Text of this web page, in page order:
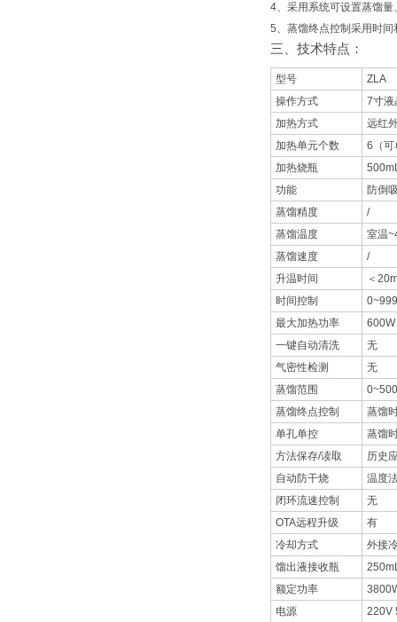
4、采用系统可设置蒸馏
5、蒸馏终点控制采用时
三、技术特点：
型号
ZLA
操作方式
7寸液
加热方式
远红
加热单元个数
6（可
加热烧瓶
功能
防倒
蒸馏精度
/
蒸馏温度
室温
蒸馏速度
/
升温时间
＜
时间控制
最大加热功率
一键自动清洗
无
气密性检测
无
蒸馏范围
蒸馏终点控制
蒸馏
单孔单控
蒸馏
方法保存/读取
历史
自动防干烧
温度
闭环流速控制
无
OTA远程升级
有
冷却方式
外接
馏出液接收瓶
额定功率
电源
220V